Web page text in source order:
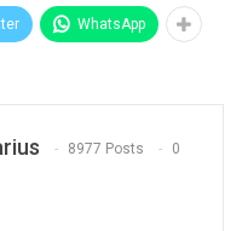
WhatsApp
8977 Posts 0